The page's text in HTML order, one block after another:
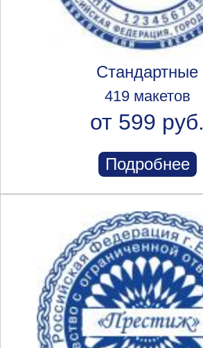
Стандартные
419 макетов
от 599 руб.
Подробнее